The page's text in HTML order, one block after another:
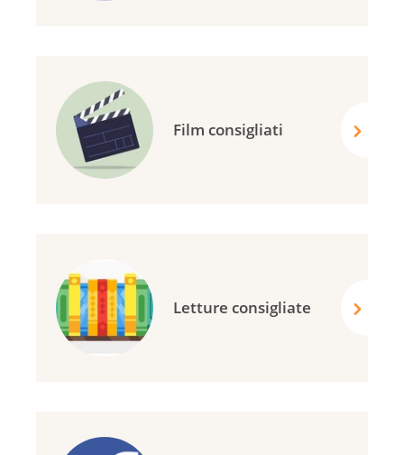
Film consigliati
Letture consigliate